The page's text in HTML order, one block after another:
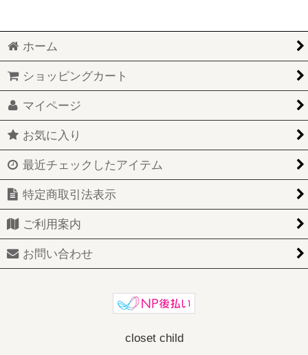
ホーム
ショッピングカート
マイページ
お気に入り
最近チェックしたアイテム
特定商取引法表示
ご利用案内
お問い合わせ
closet child